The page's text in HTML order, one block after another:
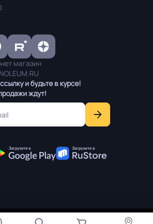
и будьте в курсе!
ждут!
магазин
улучшить работу сайта для